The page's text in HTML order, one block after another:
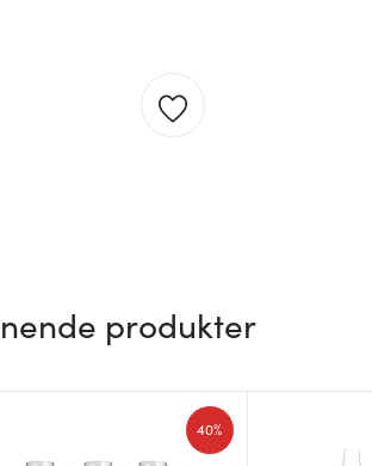
produkter
40%